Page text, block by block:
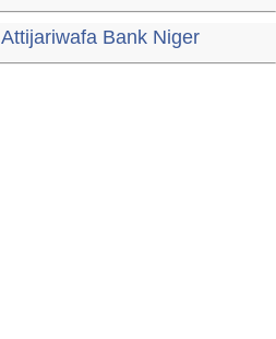
Bank Niger